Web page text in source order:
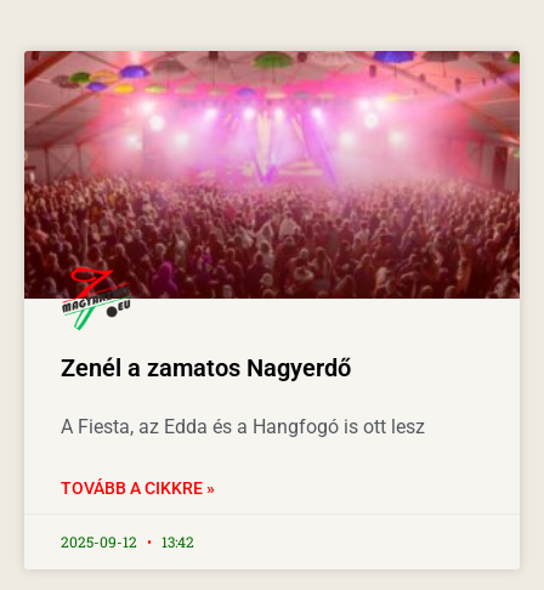
Zenél a zamatos Nagyerdő
A Fiesta, az Edda és a Hangfogó is ott lesz
TOVÁBB A CIKKRE »
2025-09-12 13:42